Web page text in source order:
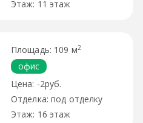
11 этаж
109 м2
офис
-2руб.
под отделку
16 этаж